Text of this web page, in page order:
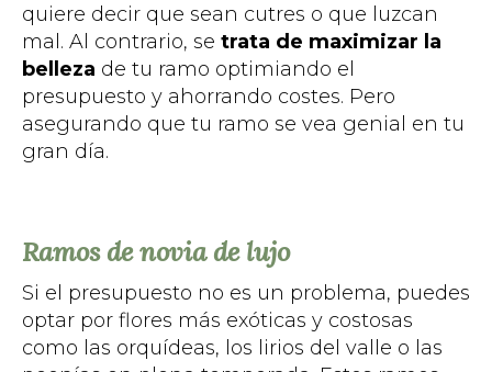
quiere decir que sean cutres o que luzcan
mal. Al contrario, se trata de maximizar la
belleza de tu ramo optimiando el
presupuesto y ahorrando costes. Pero
asegurando que tu ramo se vea genial en tu
gran día.
Ramos de novia de lujo
Si el presupuesto no es un problema, puedes
optar por flores más exóticas y costosas
como las orquídeas, los lirios del valle o las